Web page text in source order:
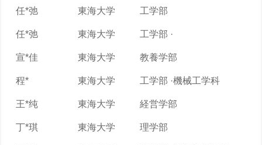
任*弛 東海大学 工学部
任*弛 東海大学 工学部 ·
宣*佳 東海大学 教養学部
程* 東海大学 工学部 ·機械工学科
王*纯 東海大学 経営学部
丁*琪 東海大学 理学部